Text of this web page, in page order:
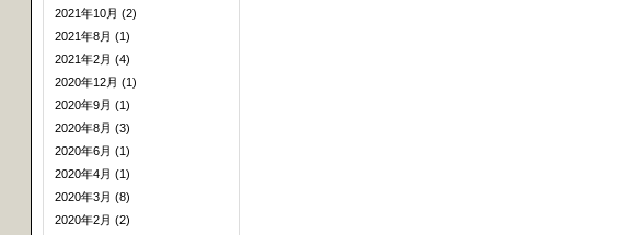
2021年10月 (2)
2021年8月 (1)
2021年2月 (4)
2020年12月 (1)
2020年9月 (1)
2020年8月 (3)
2020年6月 (1)
2020年4月 (1)
2020年3月 (8)
2020年2月 (2)